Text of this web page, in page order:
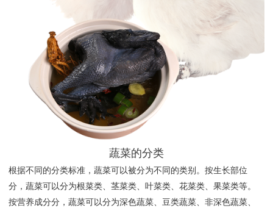
蔬菜的分类
根据不同的分类标准，蔬菜可以被分为不同的类别。按生长部位
分，蔬菜可以分为根菜类、茎菜类、叶菜类、花菜类、果菜类等。
按营养成分分，蔬菜可以分为深色蔬菜、豆类蔬菜、非深色蔬菜、